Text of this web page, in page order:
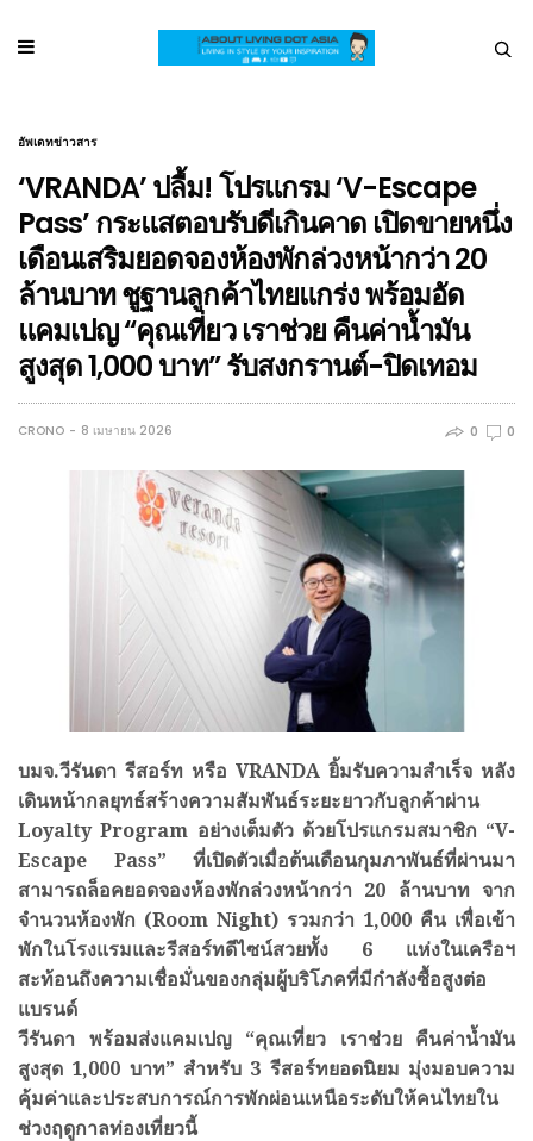
อัพเดทข่าวสาร
‘VRANDA’ ปลื้ม! โปรแกรม ‘V-Escape
Pass’ กระแสตอบรับดีเกินคาด เปิดขายหนึ่ง
เดือนเสริมยอดจองห้องพักล่วงหน้ากว่า 20
ล้านบาท ชูฐานลูกค้าไทยแกร่ง พร้อมอัด
แคมเปญ “คุณเที่ยว เราช่วย คืนค่าน้ำมัน
สูงสุด 1,000 บาท” รับสงกรานต์-ปิดเทอม
CRONO 8 เมษายน 2026 0 0
บมจ.วีรันดา รีสอร์ท หรือ VRANDA ยิ้มรับความสำเร็จ หลัง
เดินหน้ากลยุทธ์สร้างความสัมพันธ์ระยะยาวกับลูกค้าผ่าน
Loyalty Program อย่างเต็มตัว ด้วยโปรแกรมสมาชิก “V-
Escape Pass” ที่เปิดตัวเมื่อต้นเดือนกุมภาพันธ์ที่ผ่านมา
สามารถล็อคยอดจองห้องพักล่วงหน้ากว่า 20 ล้านบาท จาก
จำนวนห้องพัก (Room Night) รวมกว่า 1,000 คืน เพื่อเข้า
พักในโรงแรมและรีสอร์ทดีไซน์สวยทั้ง 6 แห่งในเครือฯ
สะท้อนถึงความเชื่อมั่นของกลุ่มผู้บริโภคที่มีกำลังซื้อสูงต่อ
แบรนด์
วีรันดา พร้อมส่งแคมเปญ “คุณเที่ยว เราช่วย คืนค่าน้ำมัน
สูงสุด 1,000 บาท” สำหรับ 3 รีสอร์ทยอดนิยม มุ่งมอบความ
คุ้มค่าและประสบการณ์การพักผ่อนเหนือระดับให้คนไทยใน
ช่วงฤดูกาลท่องเที่ยวนี้